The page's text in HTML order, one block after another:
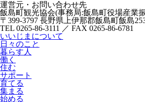
運営元・お問い合わせ先
飯島町観光協会(事務局:飯島町役場産業
〒399-3797 長野県上伊那郡飯島町飯島
TEL 0265-86-3111 ／ FAX 0265-86-6781
いいじまについて
日々のこと
暮らす人
働く
住む
サポート
育てる
集まる
始める